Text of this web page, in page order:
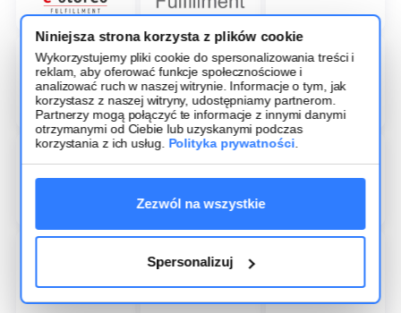
Niniejsza strona korzysta z plików cookie
Wykorzystujemy pliki cookie do spersonalizowania treści i
reklam, aby oferować funkcje społecznościowe i
analizować ruch w naszej witrynie. Informacje o tym, jak
korzystasz z naszej witryny, udostępniamy partnerom.
Partnerzy mogą połączyć te informacje z innymi danymi
otrzymanymi od Ciebie lub uzyskanymi podczas
korzystania z ich usług. Polityka prywatności.
Zezwól na wszystkie
Spersonalizuj